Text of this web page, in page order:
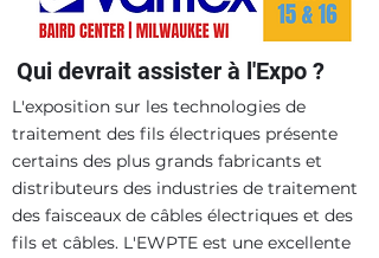
Qui devrait assister à l'Expo ?
L'exposition sur les technologies de
traitement des fils électriques présente
certains des plus grands fabricants et
distributeurs des industries de traitement
des faisceaux de câbles électriques et des
fils et câbles. L'EWPTE est une excellente